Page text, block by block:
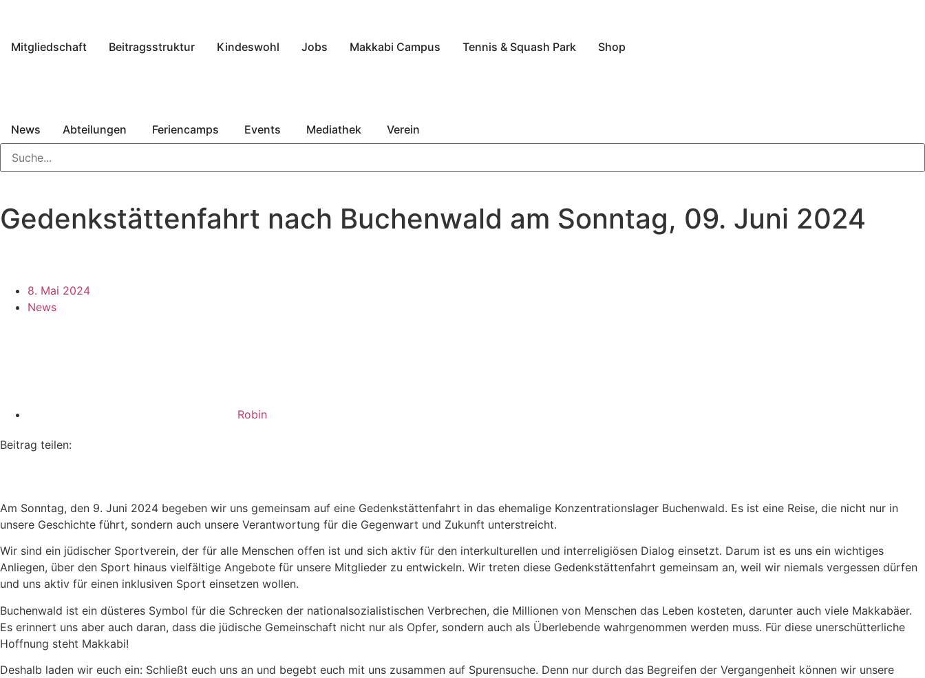
Mitgliedschaft Beitragsstruktur Kindeswohl Jobs Makkabi Campus Tennis & Squash Park Shop
News Abteilungen Feriencamps Events Mediathek Verein
Gedenkstättenfahrt nach Buchenwald am Sonntag, 09. Juni 2024
8. Mai 2024
News
Robin
Beitrag teilen:
Am Sonntag, den 9. Juni 2024 begeben wir uns gemeinsam auf eine Gedenkstättenfahrt in das ehemalige Konzentrationslager Buchenwald. Es ist eine Reise, die nicht nur in
unsere Geschichte führt, sondern auch unsere Verantwortung für die Gegenwart und Zukunft unterstreicht.
Wir sind ein jüdischer Sportverein, der für alle Menschen offen ist und sich aktiv für den interkulturellen und interreligiösen Dialog einsetzt. Darum ist es uns ein wichtiges
Anliegen, über den Sport hinaus vielfältige Angebote für unsere Mitglieder zu entwickeln. Wir treten diese Gedenkstättenfahrt gemeinsam an, weil wir niemals vergessen dürfen
und uns aktiv für einen inklusiven Sport einsetzen wollen.
Buchenwald ist ein düsteres Symbol für die Schrecken der nationalsozialistischen Verbrechen, die Millionen von Menschen das Leben kosteten, darunter auch viele Makkabäer.
Es erinnert uns aber auch daran, dass die jüdische Gemeinschaft nicht nur als Opfer, sondern auch als Überlebende wahrgenommen werden muss. Für diese unerschütterliche
Hoffnung steht Makkabi!
Deshalb laden wir euch ein: Schließt euch uns an und begebt euch mit uns zusammen auf Spurensuche. Denn nur durch das Begreifen der Vergangenheit können wir unsere